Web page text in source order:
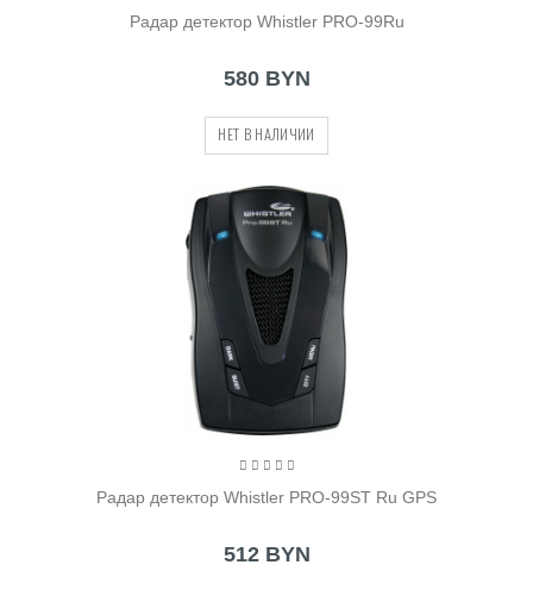
Радар детектор Whistler PRO-99Ru
580 BYN
НЕТ В НАЛИЧИИ
Радар детектор Whistler PRO-99ST Ru GPS
512 BYN